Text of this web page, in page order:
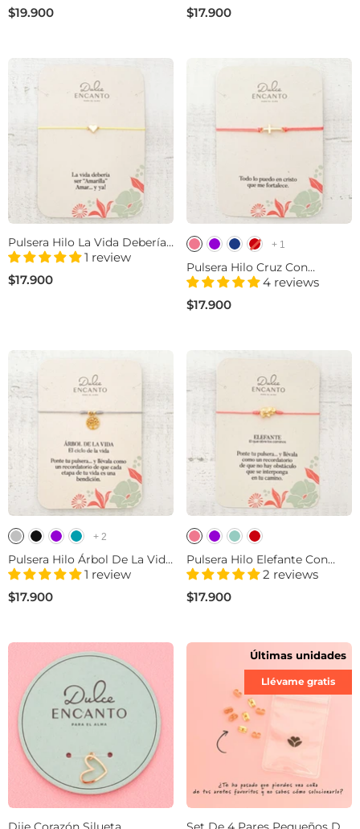
$19.900
$17.900
Pulsera Hilo La Vida Debería
Ser Amarilla Amar Y Ya
1 review
$17.900
+ 1
Pulsera Hilo Cruz Con
Significado
4 reviews
$17.900
+ 2
Pulsera Hilo Árbol De La Vida
Con Significado1 review
$17.900
Pulsera Hilo Elefante Con
Significado
2 reviews
$17.900
Últimas unidades
Llévame gratis